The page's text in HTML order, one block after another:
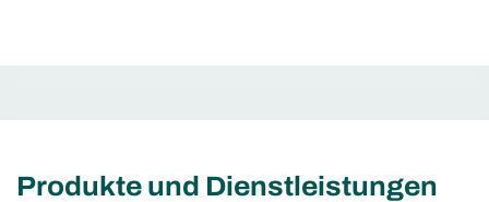
Produkte und Dienstleistungen